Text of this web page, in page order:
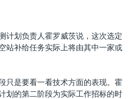
计划负责人霍罗威茨说，这次选定
站补给任务实际上将由其中一家或
只是要看一看技术方面的表现。霍
划的第二阶段为实际工作招标的时